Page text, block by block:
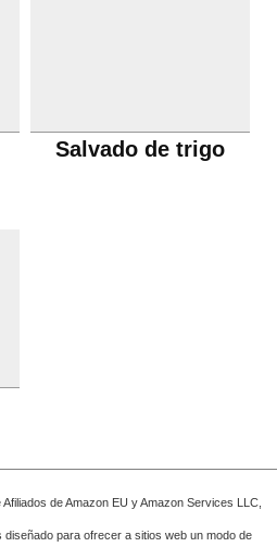
Salvado de trigo
de Amazon EU y Amazon Services LLC,
para ofrecer a sitios web un modo de